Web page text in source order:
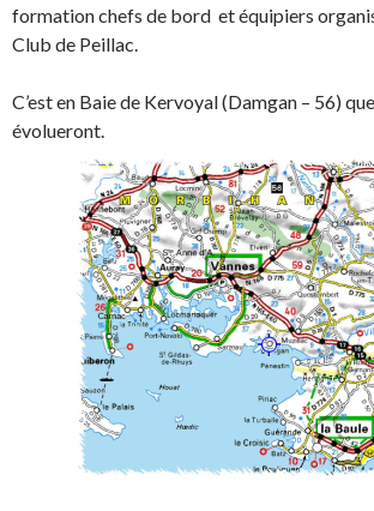
formation chefs de bord et équipiers
Club de Peillac.
C’est en Baie de Kervoyal (Damgan – 56)
évolueront.